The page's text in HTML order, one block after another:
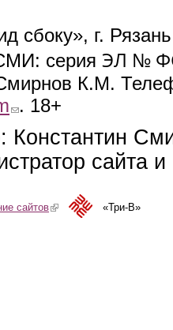
сбоку», г.
серия ЭЛ №
К.М.
(link sends e-mail)
. 18+
Константин
сайта
сайтов(link is external)«Три-В»